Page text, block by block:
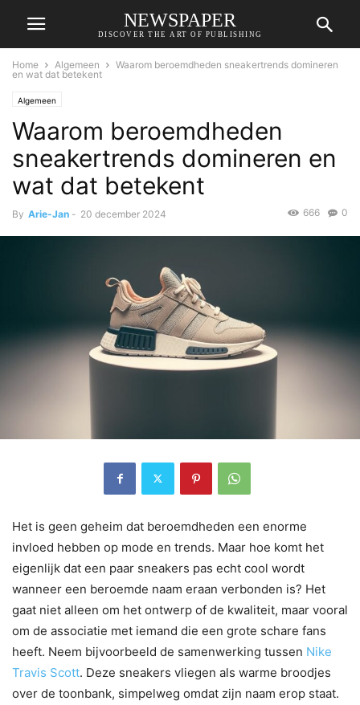
NEWSPAPER
DISCOVER THE ART OF PUBLISHING
Home Algemeen
Waarom beroemdheden sneakertrends domineren
en wat dat betekent
Algemeen
Waarom beroemdheden
sneakertrends domineren en
wat dat betekent
By Arie-Jan - 20 december 2024 0
666
Het is geen geheim dat beroemdheden een enorme
invloed hebben op mode en trends. Maar hoe komt het
eigenlijk dat een paar sneakers pas echt cool wordt
wanneer een beroemde naam eraan verbonden is? Het
gaat niet alleen om het ontwerp of de kwaliteit, maar vooral
om de associatie met iemand die een grote schare fans
heeft. Neem bijvoorbeeld de samenwerking tussen Nike
Travis Scott. Deze sneakers vliegen als warme broodjes
over de toonbank, simpelweg omdat zijn naam erop staat.